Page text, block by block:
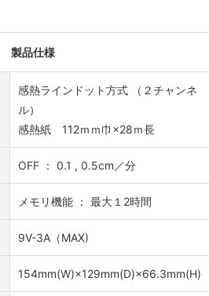
製品仕様
感熱ラインドット方式 （２チャンネ
ル）
感熱紙 112ｍｍ巾×28ｍ長
OFF ： 0.1 , 0.5cm／分
メモリ機能 ： 最大１2時間
9V-3A（MAX)
154mm(W)×129mm(D)×66.3mm(H)